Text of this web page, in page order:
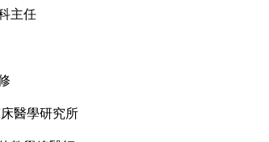
主任
醫學研究所